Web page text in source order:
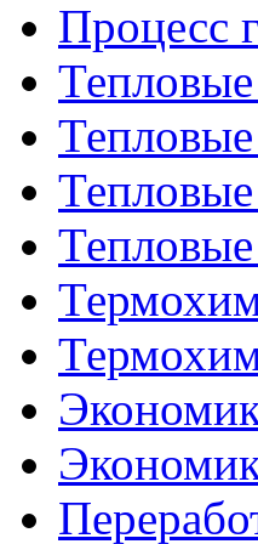
Процесс